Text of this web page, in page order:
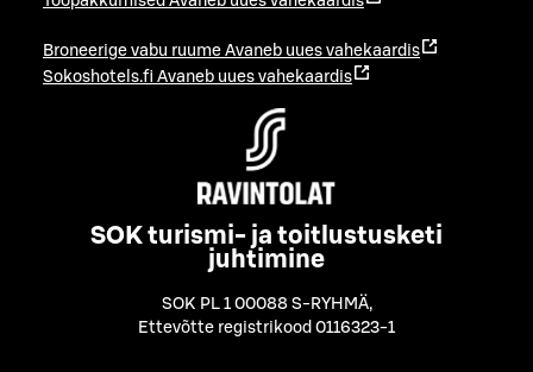
Broneerige vabu ruume Avaneb uues vahekaardis
Sokoshotels.fi Avaneb uues vahekaardis
SOK turismi- ja toitlustusketi
juhtimine
SOK PL 1 00088 S-RYHMÄ,
Ettevõtte registrikood 0116323-1